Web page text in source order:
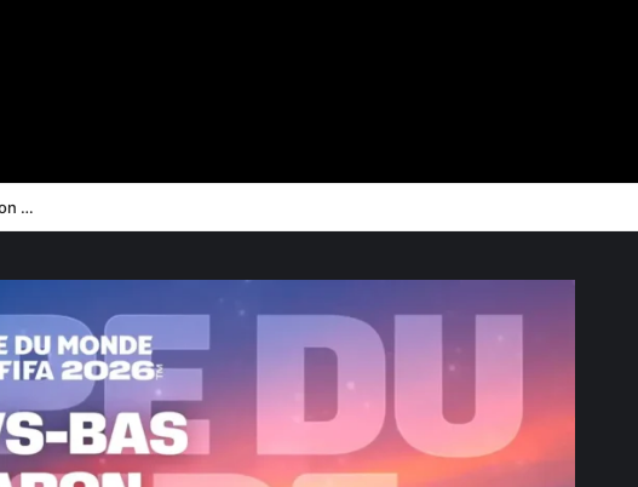
Où regarder le replay de Pays-Bas – Japon ? 1re journée du Groupe F du dimanche 14 juin